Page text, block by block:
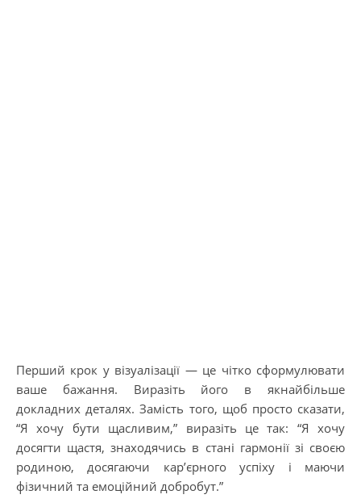
Перший крок у візуалізації — це чітко сформулювати
ваше бажання. Виразіть його в якнайбільше
докладних деталях. Замість того, щоб просто сказати,
“Я хочу бути щасливим,” виразіть це так: “Я хочу
досягти щастя, знаходячись в стані гармонії зі своєю
родиною, досягаючи кар’єрного успіху і маючи
фізичний та емоційний добробут.”